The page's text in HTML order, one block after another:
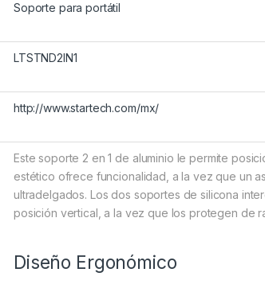
Soporte para portátil
LTSTND2IN1
http://www.startech.com/mx/
Este soporte 2 en 1 de aluminio le permite
estético ofrece funcionalidad, a la vez que un
ultradelgados. Los dos soportes de silicona
posición vertical, a la vez que los protegen de
Diseño Ergonómico